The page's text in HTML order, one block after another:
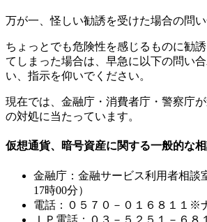
万が一、怪しい勧誘を受けた場合の問い
ちょっとでも危険性を感じるものに勧
てしまった場合は、早急に以下の問い
い、指示を仰いでください。
現在では、金融庁・消費者庁・警察庁
の対処に当たっています。
仮想通貨、暗号資産に関する一般的な
金融庁：金融サービス利用者相談
17時00分）
電話：０５７０－０１６８１１※
ＩＰ電話：０３－５２５１－６８